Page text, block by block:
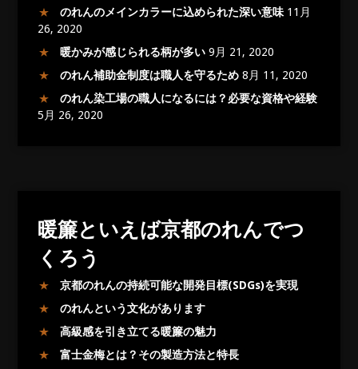
のれんのメインカラーに込められた深い意味 11月
26, 2020
暖かみが感じられる柄が多い 9月 21, 2020
のれん補助金制度は職人を守るため 8月 11, 2020
のれん染工場の職人になるには？必要な資格や経験
5月 26, 2020
暖簾といえば京都のれんでつ
くろう
京都のれんの持続可能な開発目標(SDGs)を実現
のれんという文化があります
高級感を引き立てる暖簾の魅力
富士金梅とは？その製造方法と特長